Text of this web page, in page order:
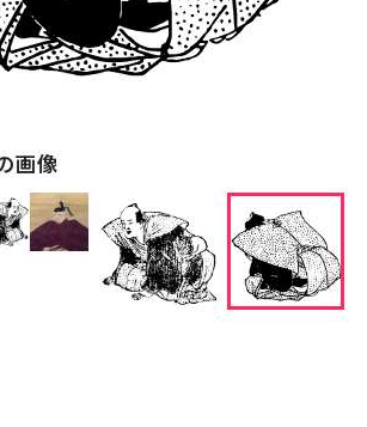
画像